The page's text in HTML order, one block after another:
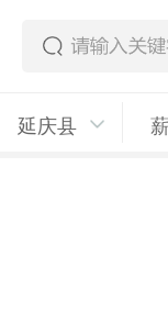
延庆县